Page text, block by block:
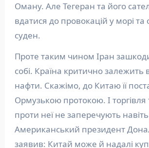
Оману. Але Тегеран та його
вдатися до провокацій у морі та
суден.
Проте таким чином Іран
собі. Країна критично залежить
нафти. Скажімо, до Китаю її
Ормузькою протокою. І
проти неї не заперечують
Американський президент
заявив: Китай може й надалі